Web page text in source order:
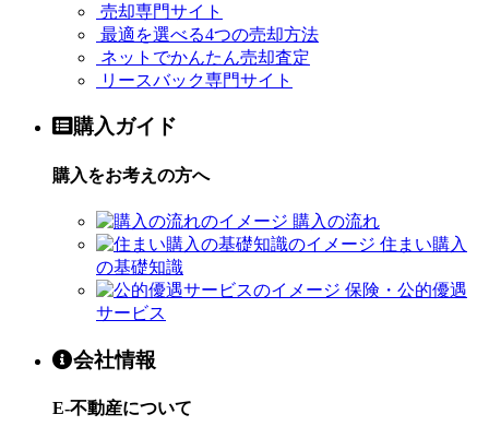
売却専門サイト
最適を選べる4つの売却方法
ネットでかんたん売却査定
リースバック専門サイト
購入ガイド
購入をお考えの方へ
購入の流れ
住まい購入
の基礎知識
保険・公的優遇
サービス
会社情報
E-不動産について